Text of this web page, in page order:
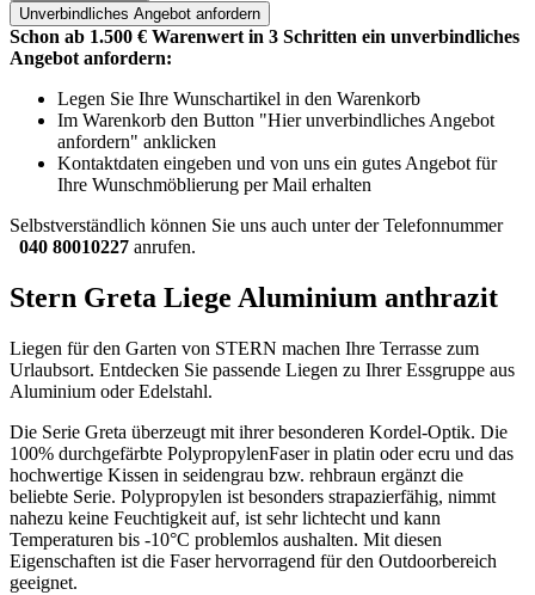
Unverbindliches Angebot anfordern
Schon ab 1.500 € Warenwert in 3 Schritten ein unverbindliches
Angebot anfordern:
Legen Sie Ihre Wunschartikel in den Warenkorb
Im Warenkorb den Button "Hier unverbindliches Angebot
anfordern" anklicken
Kontaktdaten eingeben und von uns ein gutes Angebot für
Ihre Wunschmöblierung per Mail erhalten
Selbstverständlich können Sie uns auch unter der Telefonnummer
040 80010227 anrufen.
Stern Greta Liege Aluminium anthrazit
Liegen für den Garten von STERN machen Ihre Terrasse zum
Urlaubsort. Entdecken Sie passende Liegen zu Ihrer Essgruppe aus
Aluminium oder Edelstahl.
Die Serie Greta überzeugt mit ihrer besonderen Kordel-Optik. Die
100% durchgefärbte Polypropylen­Faser in platin oder ecru und das
hochwertige Kissen in seidengrau bzw. rehbraun ergänzt die
beliebte Serie. Polypropylen ist besonders strapazierfähig, nimmt
nahezu keine Feuchtigkeit auf, ist sehr lichtecht und kann
Temperaturen bis -10°C problemlos aushalten. Mit diesen
Eigenschaften ist die Faser hervorragend für den Outdoorbereich
geeignet.